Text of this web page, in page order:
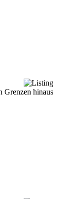
Grenzen hinaus